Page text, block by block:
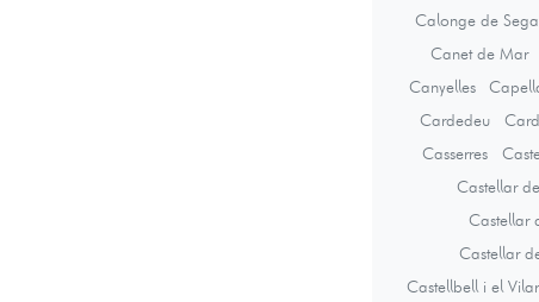
Calonge de
Canet de Mar
Canyelles
Cardedeu
Casserres
Castellar
Castellar
Castellar
Castellbell i el Vilar